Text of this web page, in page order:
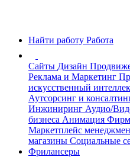
Найти работу Работа
Сайты Дизайн
Реклама и Маркетинг
искусственный
Аутсорсинг и
Инжиниринг Аудио/
бизнеса Анимация
Маркетплейс
магазины Социальные
Фрилансеры